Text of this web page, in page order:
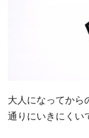
大人になってから
通りにいきにくい